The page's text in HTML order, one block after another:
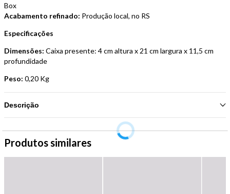
Box
Acabamento refinado: Produção local, no RS
Especificações
Dimensões: Caixa presente: 4 cm altura x 21 cm largura x 11,5 cm
profundidade
Peso: 0,20 Kg
Descrição
Produtos similares